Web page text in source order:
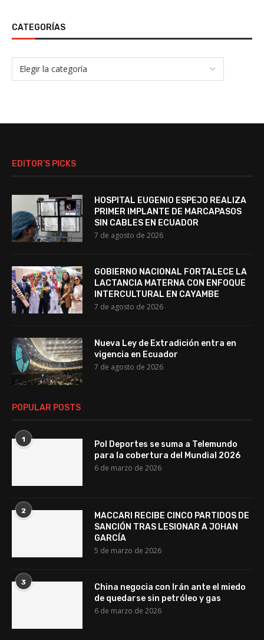
CATEGORÍAS
EDITOR’S PICKS
HOSPITAL EUGENIO ESPEJO REALIZA
PRIMER IMPLANTE DE MARCAPASOS
SIN CABLES EN ECUADOR
7 de agosto de 2026
GOBIERNO NACIONAL FORTALECE LA
LACTANCIA MATERNA CON ENFOQUE
INTERCULTURAL EN CAYAMBE
7 de agosto de 2026
Nueva Ley de Extradición entra en
vigencia en Ecuador
7 de agosto de 2026
POPULAR POSTS
1
Pol Deportes se suma a Telemundo
para la cobertura del Mundial 2026
6 de marzo de 2026
2
MACCARI RECIBE CINCO PARTIDOS DE
SANCIÓN TRAS LESIONAR A JOHAN
GARCÍA
5 de marzo de 2026
3
China negocia con Irán ante el miedo
de quedarse sin petróleo y gas
6 de marzo de 2026